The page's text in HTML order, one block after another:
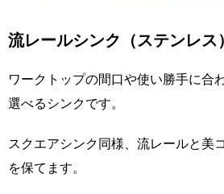
流レールシンク（ステンレス）
ワークトップの間口や使い勝手に合
選べるシンクです。
スクエアシンク同様、流レールと美
を保てます。